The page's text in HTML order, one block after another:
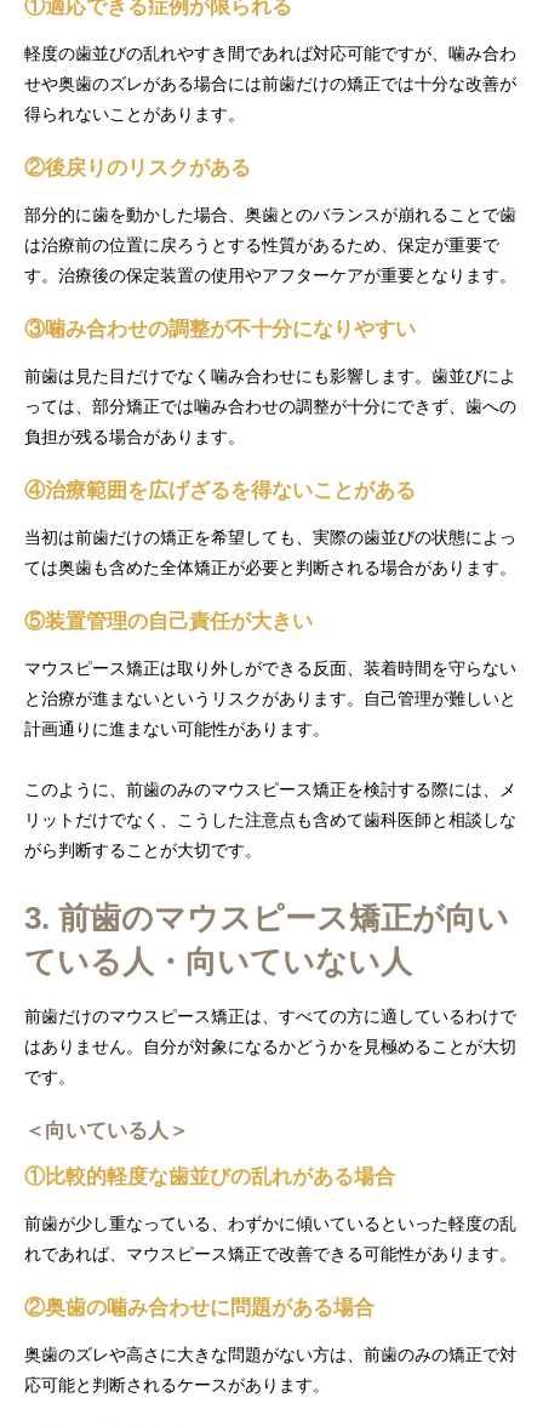
①適応できる症例が限られる
軽度の歯並びの乱れやすき間であれば対応可能ですが、噛み合わ
せや奥歯のズレがある場合には前歯だけの矯正では十分な改善が
得られないことがあります。
②後戻りのリスクがある
部分的に歯を動かした場合、奥歯とのバランスが崩れることで歯
は治療前の位置に戻ろうとする性質があるため、保定が重要で
す。治療後の保定装置の使用やアフターケアが重要となります。
③噛み合わせの調整が不十分になりやすい
前歯は見た目だけでなく噛み合わせにも影響します。歯並びによ
っては、部分矯正では噛み合わせの調整が十分にできず、歯への
負担が残る場合があります。
④治療範囲を広げざるを得ないことがある
当初は前歯だけの矯正を希望しても、実際の歯並びの状態によっ
ては奥歯も含めた全体矯正が必要と判断される場合があります。
⑤装置管理の自己責任が大きい
マウスピース矯正は取り外しができる反面、装着時間を守らない
と治療が進まないというリスクがあります。自己管理が難しいと
計画通りに進まない可能性があります。
このように、前歯のみのマウスピース矯正を検討する際には、メ
リットだけでなく、こうした注意点も含めて歯科医師と相談しな
がら判断することが大切です。
3. 前歯のマウスピース矯正が向い
ている人・向いていない人
前歯だけのマウスピース矯正は、すべての方に適しているわけで
はありません。自分が対象になるかどうかを見極めることが大切
です。
＜向いている人＞
①比較的軽度な歯並びの乱れがある場合
前歯が少し重なっている、わずかに傾いているといった軽度の乱
れであれば、マウスピース矯正で改善できる可能性があります。
②奥歯の噛み合わせに問題がある場合
奥歯のズレや高さに大きな問題がない方は、前歯のみの矯正で対
応可能と判断されるケースがあります。